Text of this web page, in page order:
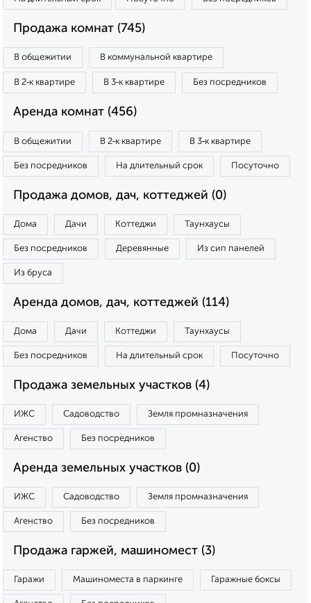
Продажа комнат (745)
В общежитии В коммунальной квартире
В 2‑к квартире В 3‑к квартире Без посредников
Аренда комнат (456)
В общежитии В 2‑к квартире В 3‑к квартире
Без посредников На длительный срок Посуточно
Продажа домов, дач, коттеджей (0)
Дома Дачи Коттеджи Таунхаусы
Без посредников Деревянные Из сип панелей
Из бруса
Аренда домов, дач, коттеджей (114)
Дома Дачи Коттеджи Таунхаусы
Без посредников На длительный срок Посуточно
Продажа земельных участков (4)
ИЖС Садоводство Земля промназначения
Агенство Без посредников
Аренда земельных участков (0)
ИЖС Садоводство Земля промназначения
Агенство Без посредников
Продажа гаржей, машиномест (3)
Гаражи Машиноместа в паркинге Гаражные боксы